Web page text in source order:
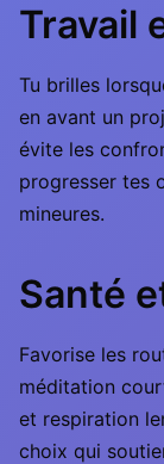
Travail
Tu brilles
en avant un
évite les
progresser tes
mineures.
Santé
Favorise les
méditation
et respiration
choix qui